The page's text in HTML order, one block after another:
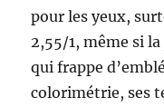
pour les yeux,
2,55/1, même si
qui frappe
colorimétrie, ses